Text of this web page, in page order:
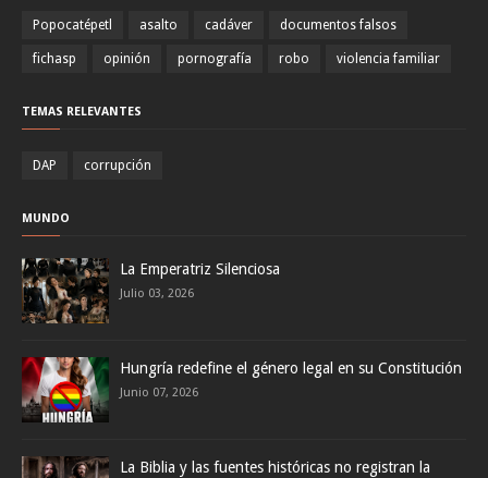
Popocatépetl asalto cadáver documentos falsos
fichasp opinión pornografía robo violencia familiar
TEMAS RELEVANTES
DAP corrupción
MUNDO
La Emperatriz Silenciosa
Julio 03, 2026
Hungría redefine el género legal en su Constitución
Junio 07, 2026
La Biblia y las fuentes históricas no registran la